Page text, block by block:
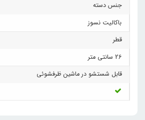
جنس دسته
باکالیت نسوز
قطر
26 سانتی متر
قابل شستشو در ماشین ظرفشوئی